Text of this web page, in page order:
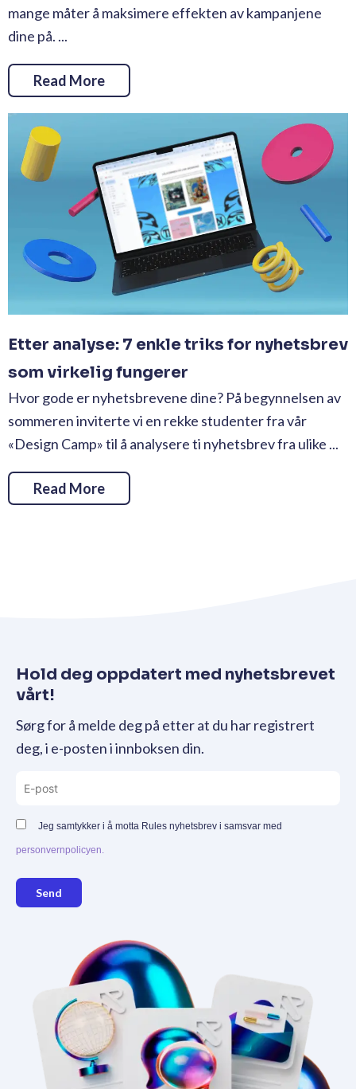
mange måter å maksimere effekten av kampanjene
dine på. ...
Read More
Etter analyse: 7 enkle triks for nyhetsbrev
som virkelig fungerer
Hvor gode er nyhetsbrevene dine? På begynnelsen av
sommeren inviterte vi en rekke studenter fra vår
«Design Camp» til å analysere ti nyhetsbrev fra ulike ...
Read More
Hold deg oppdatert med nyhetsbrevet
vårt!
Sørg for å melde deg på etter at du har registrert
deg, i e-posten i innboksen din.
Jeg samtykker i å motta Rules nyhetsbrev i samsvar med
personvernpolicyen.
Send